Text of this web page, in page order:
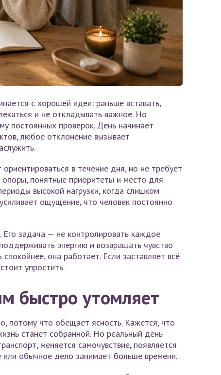
с хорошей идеи: раньше вставать,
и не откладывать важное. Но
постоянных проверок. День начинает
любое отклонение вызывает
в течение дня, но не требует
понятные приоритеты и место для
высокой нагрузки, когда слишком
ощущение, что человек постоянно
задача — не контролировать каждое
энергию и возвращать чувство
она работает. Если заставляет всё
упростить.
быстро утомляет
потому что обещает ясность. Кажется, что
станет собранной. Но реальный день
меняется самочувствие, появляется
или обычное дело занимает больше времени.